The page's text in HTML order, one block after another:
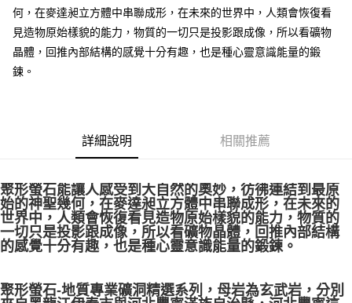
全家取貨付款
每筆NT$80，滿NT$3,000(含以上)免運費
賣家宅配幫您送（台灣）
郵局幫你送（離島）
每筆NT$80，滿NT$3,000(含以上)免運費
付款後門市自取
何，在麥達昶立方體中串聯成形，在未來的世界中，人類會恢復看
見造物原始樣貌的能力，物質的一切只是投影跟成像，所以看礦物
晶體，回推內部結構的感覺十分有趣，也是種心靈意識能量的鍛
鍊。
詳細說明 相關推薦
聚形螢石能讓人感受到大自然的奧妙，彷彿連結到最原
始的神聖幾何，在麥達昶立方體中串聯成形，在未來的
世界中，人類會恢復看見造物原始樣貌的能力，物質的
一切只是投影跟成像，所以看礦物晶體，回推內部結構
的感覺十分有趣，也是種心靈意識能量的鍛鍊。
聚形螢石-地質專業礦洞精選系列，母岩為玄武岩，分別